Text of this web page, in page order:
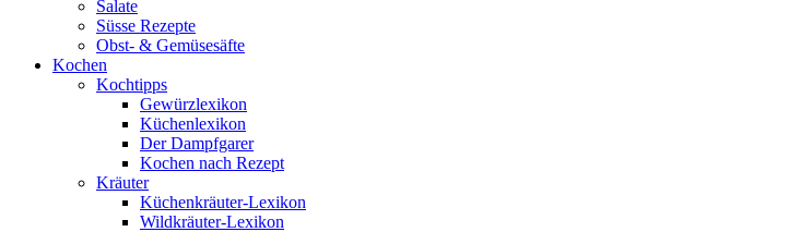
Salate
Süsse Rezepte
Obst- & Gemüsesäfte
Kochen
Kochtipps
Gewürzlexikon
Küchenlexikon
Der Dampfgarer
Kochen nach Rezept
Kräuter
Küchenkräuter-Lexikon
Wildkräuter-Lexikon